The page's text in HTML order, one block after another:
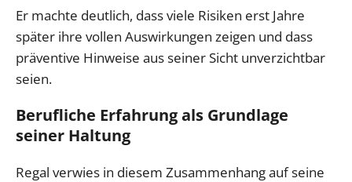
Er machte deutlich, dass viele Risiken erst Jahre
später ihre vollen Auswirkungen zeigen und dass
präventive Hinweise aus seiner Sicht unverzichtbar
seien.
Berufliche Erfahrung als Grundlage
seiner Haltung
Regal verwies in diesem Zusammenhang auf seine